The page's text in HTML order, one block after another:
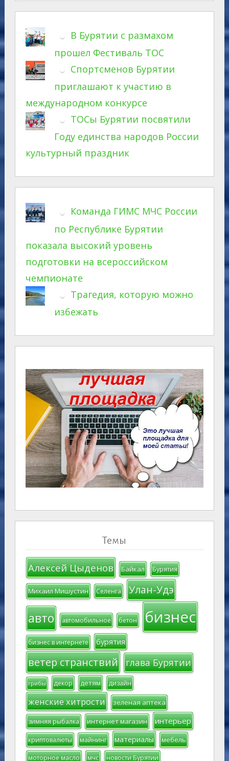
В Бурятии с размахом
прошел Фестиваль ТОС
Спортсменов Бурятии
приглашают к участию в
международном конкурсе
ТОСы Бурятии посвятили
Году единства народов России
культурный праздник
Команда ГИМС МЧС России
по Республике Бурятии
показала высокий уровень
подготовки на всероссийском
чемпионате
Трагедия, которую можно
избежать
Темы
Алексей Цыденов Байкал Бурятия
Михаил Мишустин Селенга Улан-Удэ
авто автомобильное бетон бизнес
бизнес в интернете бурятия
ветер странствий глава Бурятии
грибы декор детям дизайн
женские хитрости зеленая аптека
зимняя рыбалка интернет магазин интерьер
криптовалюты майнинг материалы мебель
моторное масло мчс новости Бурятии